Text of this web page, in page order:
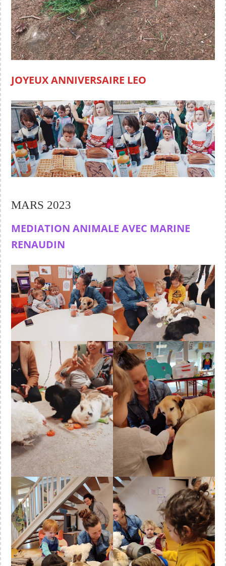
JOYEUX ANNIVERSAIRE LEO
MARS 2023
MEDIATION ANIMALE AVEC MARINE
RENAUDIN